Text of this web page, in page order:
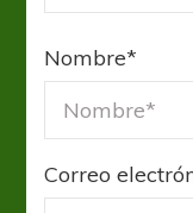
Nombre*
Correo